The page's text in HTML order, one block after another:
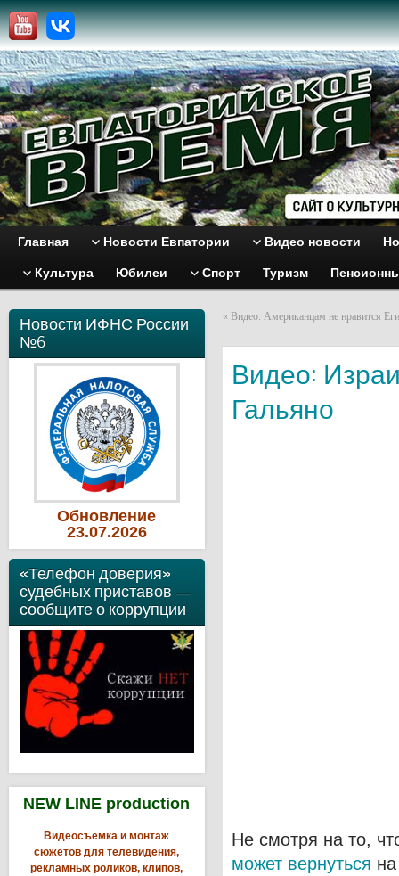
Главная Новости Евпатории Видео новости
Культура Юбилеи Спорт Туризм
Новости ИФНС России
№6
Обновление
23.07.2026
«Телефон доверия»
судебных приставов —
сообщите о коррупции
NEW LINE production
Видеосъемка и монтаж
сюжетов для телевидения,
рекламных роликов, клипов,
« Видео: Американцам не нравится
Видео:
Гальяно
Не смотря на то,
может вернуться